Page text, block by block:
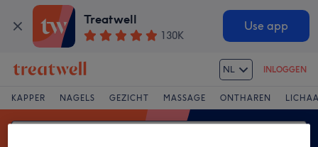
Treatwell
130K
Use app
NL INLOGGEN
KAPPER NAGELS GEZICHT MASSAGE ONTHAREN